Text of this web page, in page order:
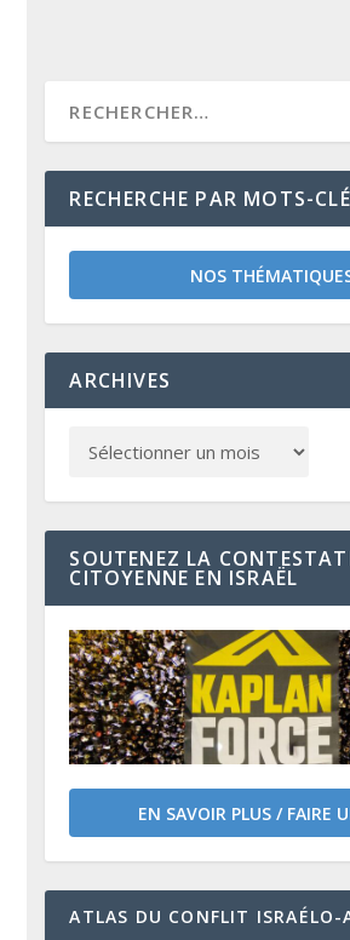
RECHERCHE PAR MOTS-
NOS
ARCHIVES
SOUTENEZ LA
CITOYENNE EN ISRAËL
EN SAVOIR PLUS / FAIRE
ATLAS DU CONFLIT ISRAÉLO-